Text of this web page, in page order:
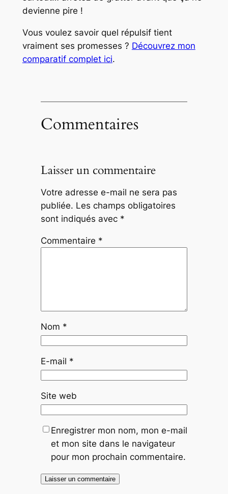
devienne pire !
Vous voulez savoir quel répulsif tient
vraiment ses promesses ? Découvrez mon
comparatif complet ici.
Commentaires
Laisser un commentaire
Votre adresse e-mail ne sera pas
publiée. Les champs obligatoires
sont indiqués avec *
Commentaire *
Nom *
E-mail *
Site web
Enregistrer mon nom, mon e-mail
et mon site dans le navigateur
pour mon prochain commentaire.